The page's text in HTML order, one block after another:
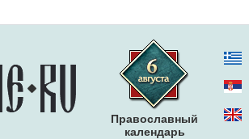
Православный
календарь